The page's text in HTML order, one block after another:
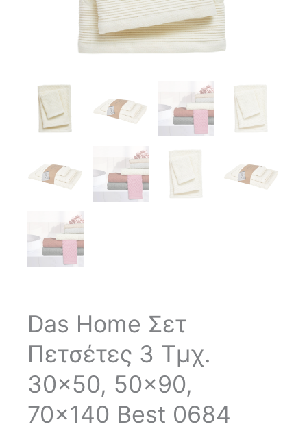
Das Home Σετ
Πετσέτες 3 Τμχ.
30×50, 50×90,
70×140 Best 0684